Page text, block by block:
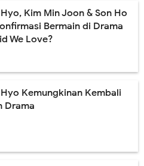
Kim Min Joon & Son Ho
Bermain di Drama
We Love?
Kemungkinan Kembali
Drama